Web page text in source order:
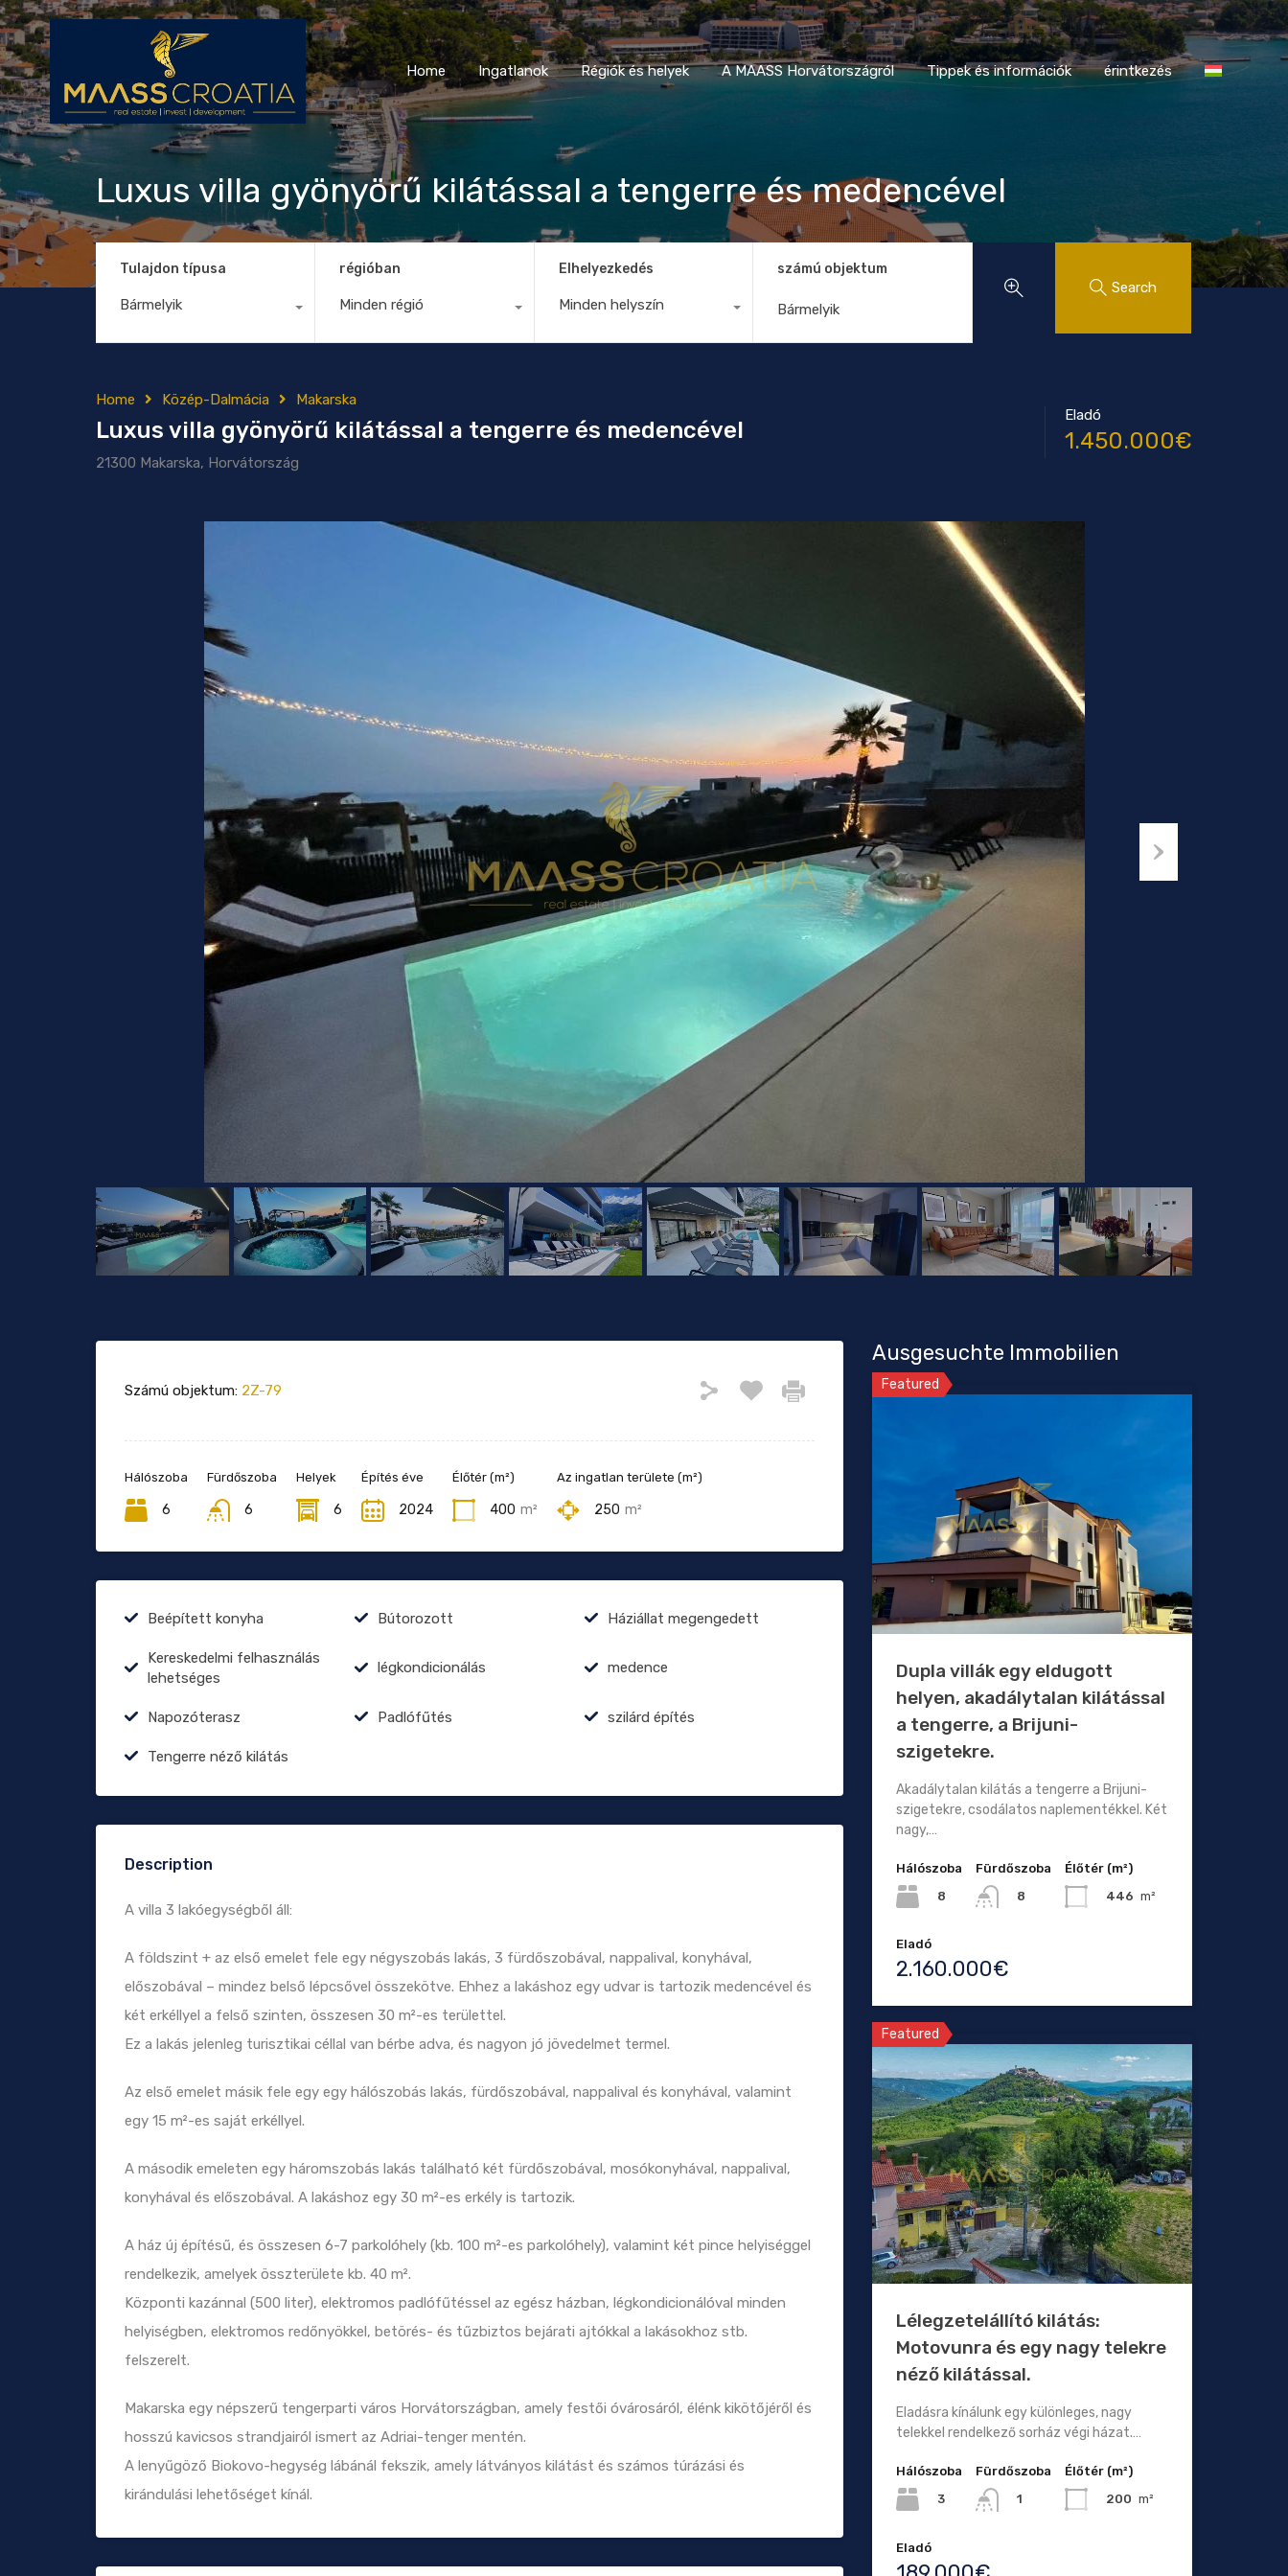
Home Ingatlanok Régiók és helyek A MAASS Horvátországról Tippek és információk érintkezés
Home Ingatlanok Régiók és helyek A MAASS Horvátországról Tippek és információk érintkezés
Luxus villa gyönyörű kilátással a tengerre és medencével
Tulajdon típusa
Bármelyik
régióban
Minden régió
Elhelyezkedés
Minden helyszín
számú objektum
Search
Home Közép-Dalmácia Makarska
Luxus villa gyönyörű kilátással a tengerre és medencével
21300 Makarska, Horvátország
Eladó
1.450.000€
Számú objektum: 2Z-79
Hálószoba
6
Fürdőszoba
6
Helyek
6
Építés éve
2024
Élőtér (m²)
400 m²
Az ingatlan területe (m²)
250 m²
Beépített konyha Bútorozott Háziállat megengedett
Kereskedelmi felhasználás
lehetséges
légkondicionálás medence
Napozóterasz Padlófűtés szilárd építés
Tengerre néző kilátás
Description
A villa 3 lakóegységből áll:
A földszint + az első emelet fele egy négyszobás lakás, 3 fürdőszobával, nappalival, konyhával,
előszobával – mindez belső lépcsővel összekötve. Ehhez a lakáshoz egy udvar is tartozik medencével és
két erkéllyel a felső szinten, összesen 30 m²-es területtel.
Ez a lakás jelenleg turisztikai céllal van bérbe adva, és nagyon jó jövedelmet termel.
Az első emelet másik fele egy egy hálószobás lakás, fürdőszobával, nappalival és konyhával, valamint
egy 15 m²-es saját erkéllyel.
A második emeleten egy háromszobás lakás található két fürdőszobával, mosókonyhával, nappalival,
konyhával és előszobával. A lakáshoz egy 30 m²-es erkély is tartozik.
A ház új építésű, és összesen 6-7 parkolóhely (kb. 100 m²-es parkolóhely), valamint két pince helyiséggel
rendelkezik, amelyek összterülete kb. 40 m².
Központi kazánnal (500 liter), elektromos padlófűtéssel az egész házban, légkondicionálóval minden
helyiségben, elektromos redőnyökkel, betörés- és tűzbiztos bejárati ajtókkal a lakásokhoz stb.
felszerelt.
Makarska egy népszerű tengerparti város Horvátországban, amely festői óvárosáról, élénk kikötőjéről és
hosszú kavicsos strandjairól ismert az Adriai-tenger mentén.
A lenyűgöző Biokovo-hegység lábánál fekszik, amely látványos kilátást és számos túrázási és
kirándulási lehetőséget kínál.
Ausgesuchte Immobilien
Featured
Dupla villák egy eldugott
helyen, akadálytalan kilátással
a tengerre, a Brijuni-
szigetekre.
Akadálytalan kilátás a tengerre a Brijuni-
szigetekre, csodálatos naplementékkel. Két
nagy,…
Hálószoba
8
Fürdőszoba
8
Élőtér (m²)
446 m²
Eladó
2.160.000€
Featured
Lélegzetelállító kilátás:
Motovunra és egy nagy telekre
néző kilátással.
Eladásra kínálunk egy különleges, nagy
telekkel rendelkező sorház végi házat.…
Hálószoba
3
Fürdőszoba
1
Élőtér (m²)
200 m²
Eladó